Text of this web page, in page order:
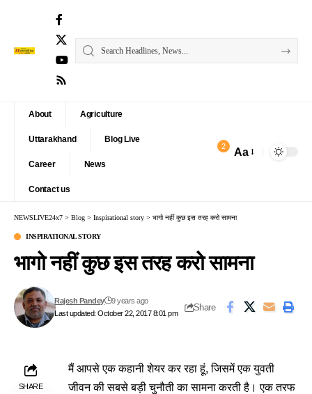
About Agriculture
Uttarakhand Blog Live
Career News
Contact us
2 Aa
NEWSLIVE24x7 > Blog > Inspirational story > भागो नहीं कुछ इस तरह करो सामना
INSPIRATIONAL STORY
भागो नहीं कुछ इस तरह करो सामना
Last updated: October 22, 2017 8:01 pm
Rajesh Pandey 9 years ago
Share
SHARE
मैं आपसे एक कहानी शेयर कर रहा हूं, जिसमें एक युवती
जीवन की सबसे बड़ी चुनौती का सामना करती है। एक तरफ